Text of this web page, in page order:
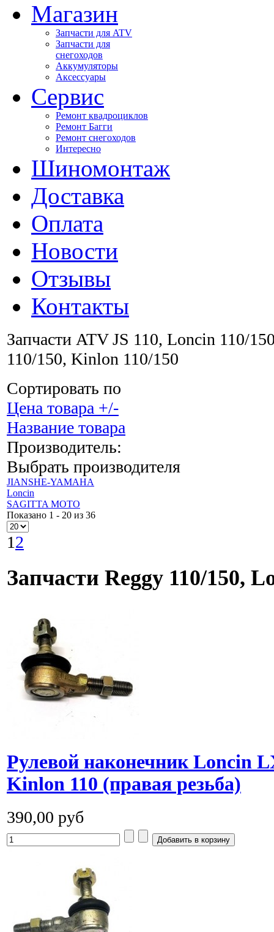
Магазин
Запчасти для ATV
Запчасти для
снегоходов
Аккумуляторы
Аксессуары
Сервис
Ремонт квадроциклов
Ремонт Багги
Ремонт снегоходов
Интересно
Шиномонтаж
Доставка
Оплата
Новости
Отзывы
Контакты
Запчасти ATV JS 110, Loncin 110/
110/150, Kinlon 110/150
Сортировать по
Цена товара +/-
Название товара
Производитель:
Выбрать производителя
JIANSHE-YAMAHA
Loncin
SAGITTA MOTO
Показано 1 - 20 из 36
12
Запчасти Reggy 110/150,
Рулевой наконечник Loncin
Kinlon 110 (правая резьба)
390,00 руб